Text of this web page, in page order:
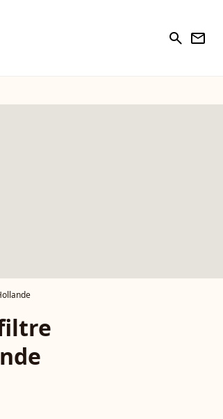
search newsletter